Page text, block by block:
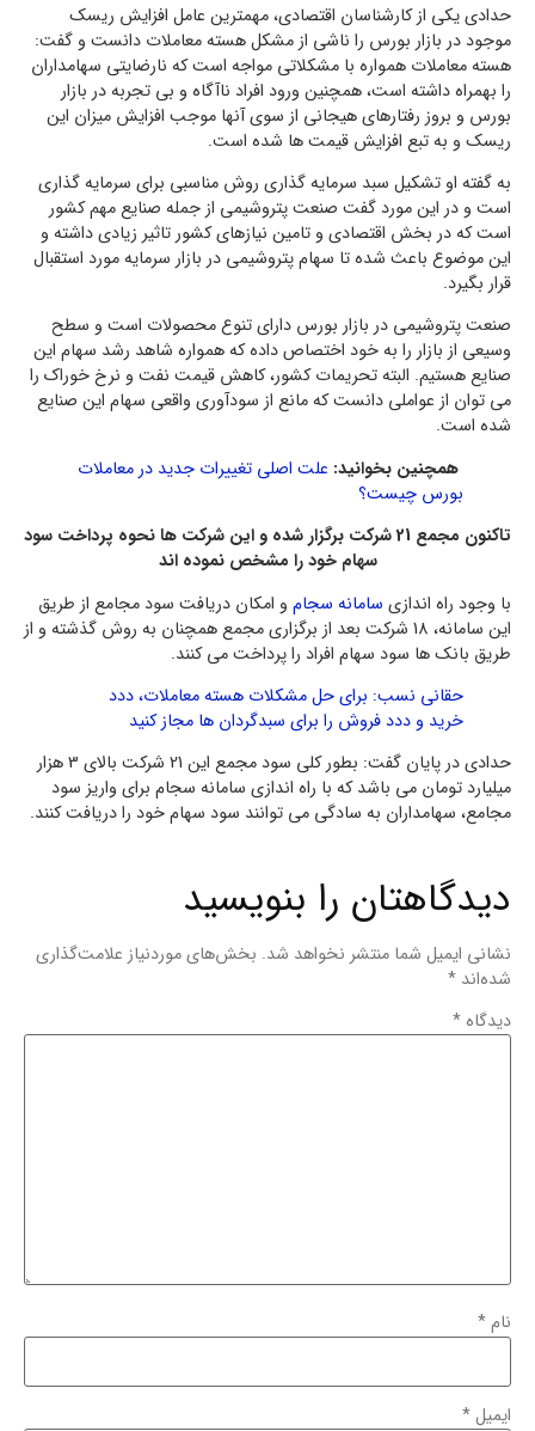
حدادی یکی از کارشناسان اقتصادی، مهمترین عامل افزایش ریسک
موجود در بازار بورس را ناشی از مشکل هسته معاملات دانست و گفت:
هسته معاملات همواره با مشکلاتی مواجه است که نارضایتی سهامداران
را بهمراه داشته است، همچنین ورود افراد ناآگاه و بی تجربه در بازار
بورس و بروز رفتارهای هیجانی از سوی آنها موجب افزایش میزان این
ریسک و به تبع افزایش قیمت ها شده است.
به گفته او تشکیل سبد سرمایه گذاری روش مناسبی برای سرمایه گذاری
است و در این مورد گفت صنعت پتروشیمی از جمله صنایع مهم کشور
است که در بخش اقتصادی و تامین نیازهای کشور تاثیر زیادی داشته و
این موضوع باعث شده تا سهام پتروشیمی در بازار سرمایه مورد استقبال
قرار بگیرد.
صنعت پتروشیمی در بازار بورس دارای تنوع محصولات است و سطح
وسیعی از بازار را به خود اختصاص داده که همواره شاهد رشد سهام این
صنایع هستیم. البته تحریمات کشور، کاهش قیمت نفت و نرخ خوراک را
می توان از عواملی دانست که مانع از سودآوری واقعی سهام این صنایع
شده است.
همچنین بخوانید: علت اصلی تغییرات جدید در معاملات
بورس چیست؟
تاکنون مجمع 21 شرکت برگزار شده و این شرکت ها نحوه پرداخت سود
سهام خود را مشخص نموده اند
با وجود راه اندازی سامانه سجام و امکان دریافت سود مجامع از طریق
این سامانه، 18 شرکت بعد از برگزاری مجمع همچنان به روش گذشته و از
طریق بانک ها سود سهام افراد را پرداخت می کنند.
حقانی نسب: برای حل مشکلات هسته معاملات، ددد
خرید و ددد فروش را برای سبدگردان ها مجاز کنید
حدادی در پایان گفت: بطور کلی سود مجمع این 21 شرکت بالای 3 هزار
میلیارد تومان می باشد که با راه اندازی سامانه سجام برای واریز سود
مجامع، سهامداران به سادگی می توانند سود سهام خود را دریافت کنند.
دیدگاهتان را بنویسید
نشانی ایمیل شما منتشر نخواهد شد. بخش‌های موردنیاز علامت‌گذاری
شده‌اند *
دیدگاه *
نام*
ایمیل*